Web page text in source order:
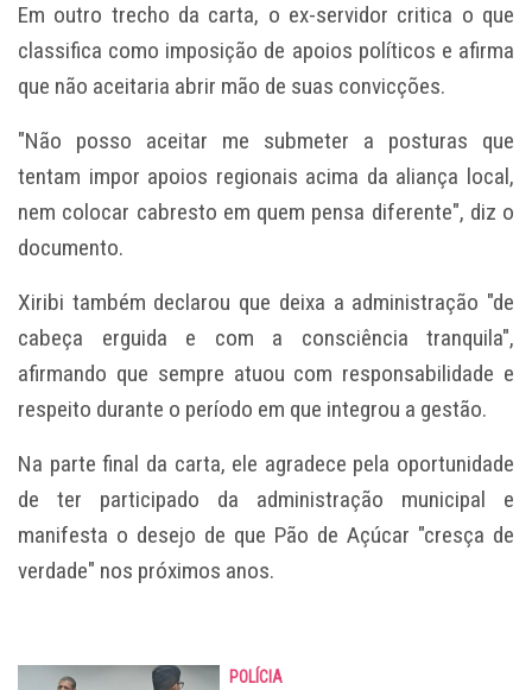
Em outro trecho da carta, o ex-servidor critica o que
classifica como imposição de apoios políticos e afirma
que não aceitaria abrir mão de suas convicções.
"Não posso aceitar me submeter a posturas que
tentam impor apoios regionais acima da aliança local,
nem colocar cabresto em quem pensa diferente", diz o
documento.
Xiribi também declarou que deixa a administração "de
cabeça erguida e com a consciência tranquila",
afirmando que sempre atuou com responsabilidade e
respeito durante o período em que integrou a gestão.
Na parte final da carta, ele agradece pela oportunidade
de ter participado da administração municipal e
manifesta o desejo de que Pão de Açúcar "cresça de
verdade" nos próximos anos.
POLÍCIA